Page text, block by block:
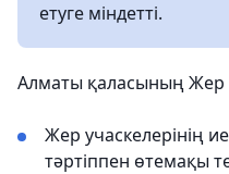
етуге міндетті.
Алматы қаласының Жер
Жер учаскелерінің
тәртіппен өтемақы